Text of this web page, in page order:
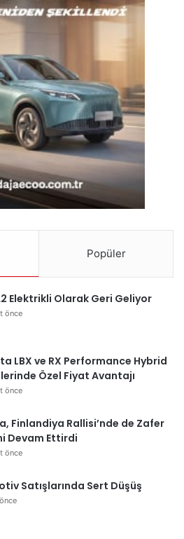
Popüler
Elektrikli Olarak Geri Geliyor
önce
LBX ve RX Performance Hybrid
Özel Fiyat Avantajı
önce
Finlandiya Rallisi’nde de Zafer
Devam Ettirdi
önce
Satışlarında Sert Düşüş